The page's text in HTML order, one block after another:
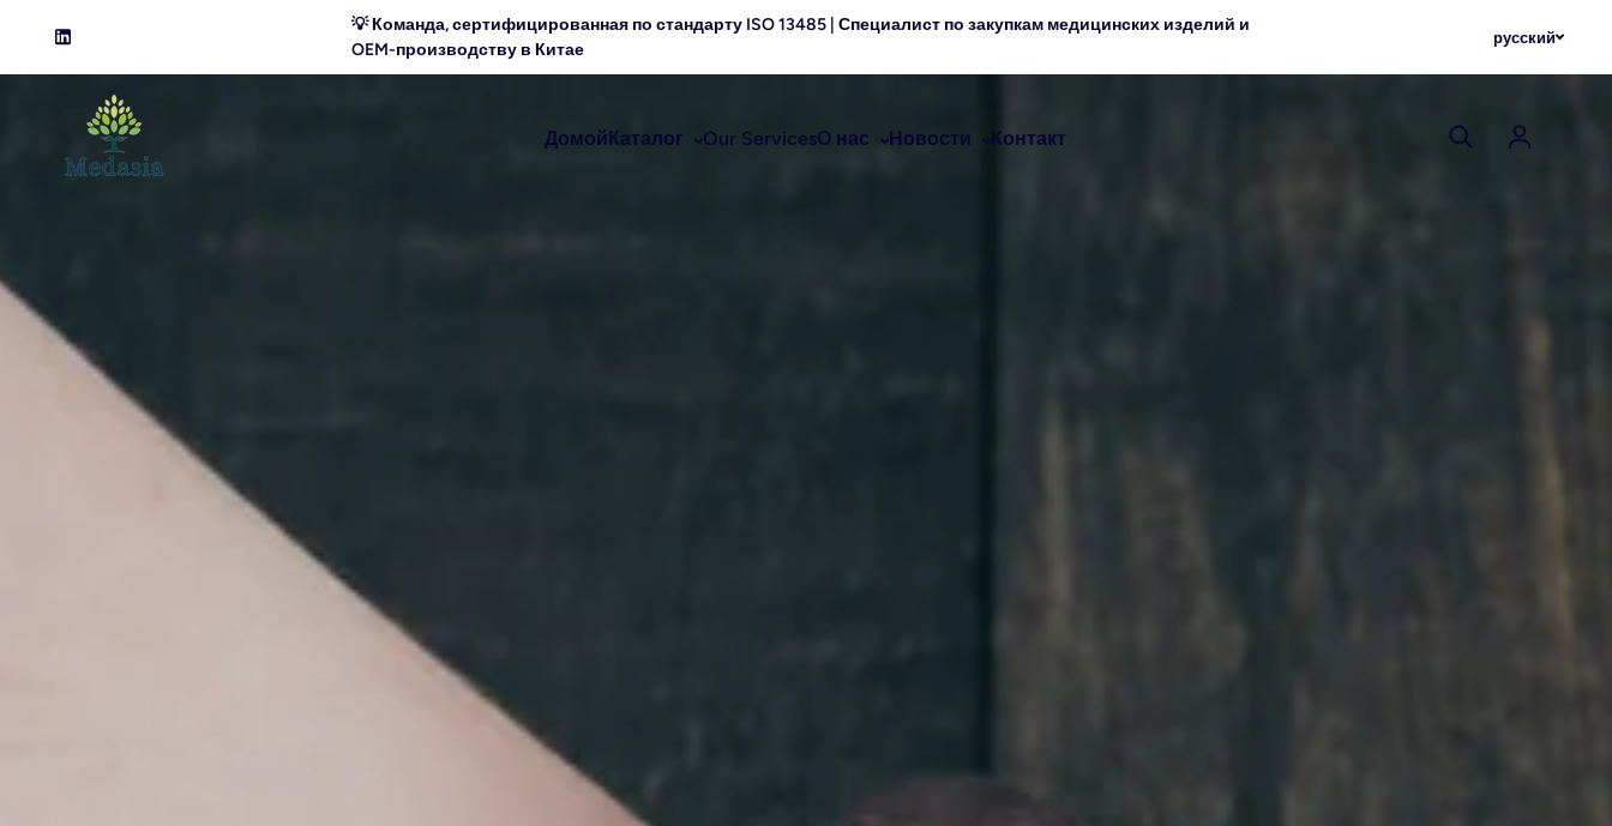
LinkedIn
💡 Команда, сертифицированная по стандарту ISO 13485 | Специалист по закупкам медицинских изделий и
OEM-производству в Китае
русский
ДомойКаталог Our ServicesО нас Новости Контакт